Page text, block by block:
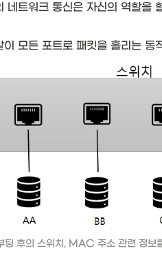
네트워크 통신은 자신의 역할을
모든 포트로 패킷을 흘리는 동
팅 후의 스위치, MAC 주소 관련 정보